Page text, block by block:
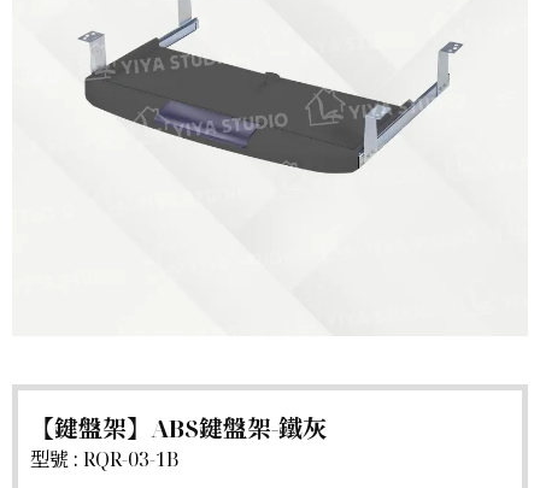
【鍵盤架】ABS鍵盤架-鐵灰
型號 : RQR-03-1B